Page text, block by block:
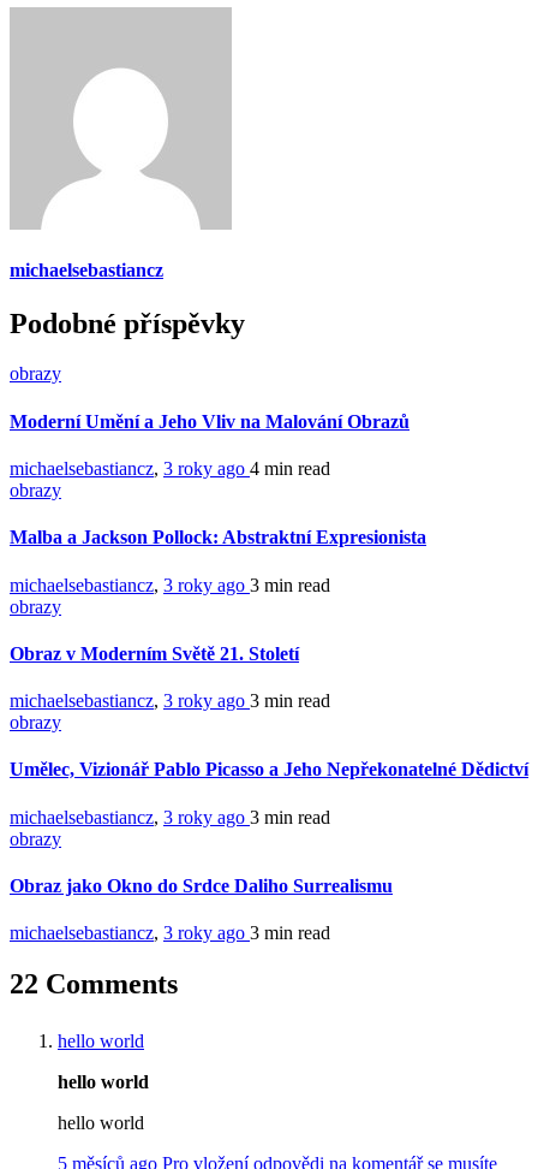
michaelsebastiancz
Podobné příspěvky
obrazy
Moderní Umění a Jeho Vliv na Malování Obrazů
michaelsebastiancz, 3 roky ago 4 min read
obrazy
Malba a Jackson Pollock: Abstraktní Expresionista
michaelsebastiancz, 3 roky ago 3 min read
obrazy
Obraz v Moderním Světě 21. Století
michaelsebastiancz, 3 roky ago 3 min read
obrazy
Umělec, Vizionář Pablo Picasso a Jeho Nepřekonatelné Dědictví
michaelsebastiancz, 3 roky ago 3 min read
obrazy
Obraz jako Okno do Srdce Daliho Surrealismu
michaelsebastiancz, 3 roky ago 3 min read
22 Comments
hello world
hello world
hello world
5 měsíců ago Pro vložení odpovědi na komentář se musíte